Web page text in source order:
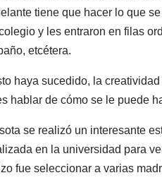
tiene que hacer lo que
y les entraron en filas
etcétera.
haya sucedido, la
hablar de cómo se le puede
se realizó un interesante
en la universidad para
fue seleccionar a varias